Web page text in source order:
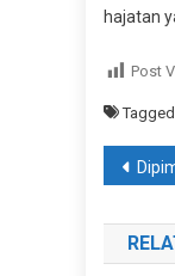
hajatan
Post
Tagged
pos
Dipimpin Wakil